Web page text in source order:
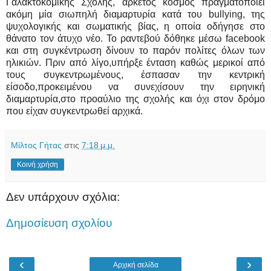
ακόμη μία σιωπηλή διαμαρτυρία κατά του bullying, της
ψυχολογικής και σωματικής βίας, η οποία οδήγησε στο
θάνατο τον άτυχο νέο. Το ραντεβού δόθηκε μέσω facebook
και στη συγκέντρωση δίνουν το παρόν πολίτες όλων των
ηλικιών. Πριν από λίγο,υπήρξε ένταση καθώς μερικοί από
τους συγκεντρωμένους, έσπασαν την κεντρική
είσοδο,προκειμένου να συνεχίσουν την ειρηνική
διαμαρτυρία,στο προαύλιο της σχολής και όχι στον δρόμο
που είχαν συγκεντρωθεί αρχικά.
Μίλτος Γήτας στις 7:18 μ.μ.
Κοινή χρήση
Δεν υπάρχουν σχόλια:
Δημοσίευση σχολίου
‹ ›
Αρχική σελίδα